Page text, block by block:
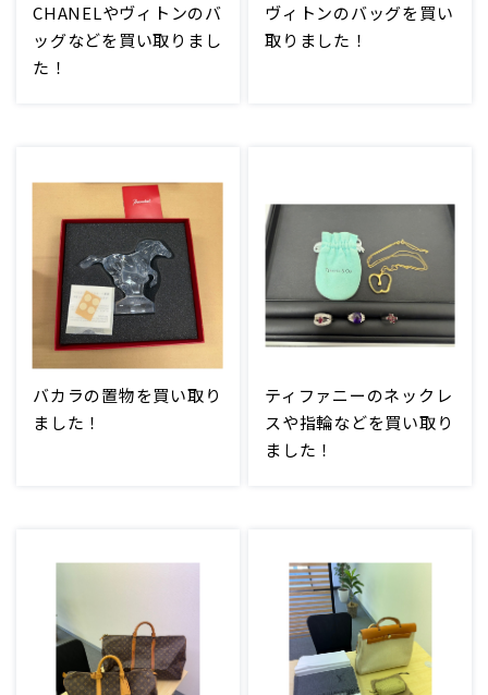
CHANELやヴィトンのバ
ッグなどを買い取りまし
た！
ヴィトンのバッグを買い
取りました！
バカラの置物を買い取り
ました！
ティファニーのネックレ
スや指輪などを買い取り
ました！